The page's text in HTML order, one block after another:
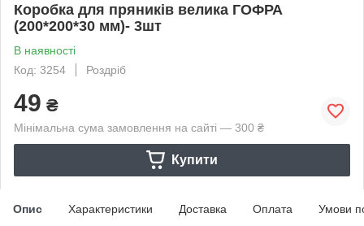
Коробка для пряників велика ГОФРА
(200*200*30 мм)- 3шт
В наявності
Код: 3254
Роздріб
49 ₴
Мінімальна сума замовлення на сайті — 300 ₴
Купити
Опис Характеристики Доставка Оплата Умови